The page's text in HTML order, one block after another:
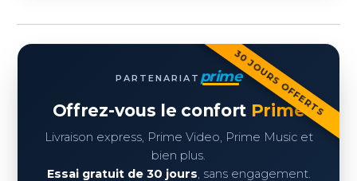
30 JOURS OFFERTS
PARTENARIAT prime
Offrez-vous le confort Prime
Livraison express, Prime Video, Prime Music et
bien plus.
Essai gratuit de 30 jours , sans engagement.